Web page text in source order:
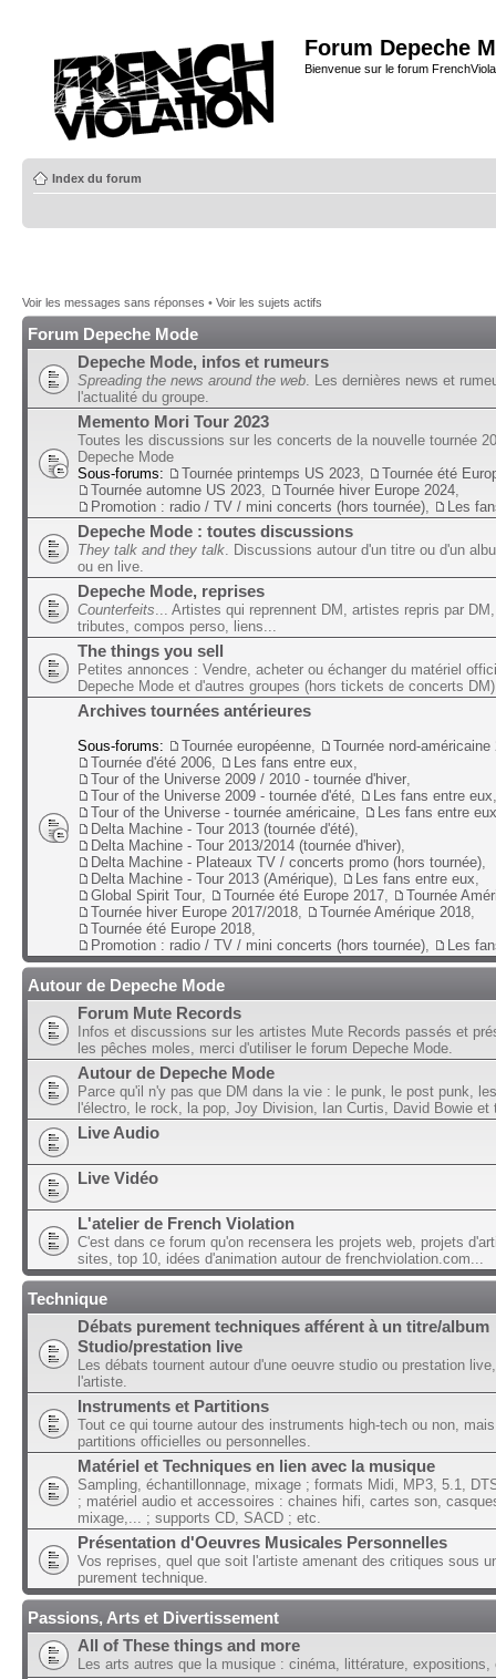
Forum Depeche
Bienvenue sur le forum
Index du forum
Voir les messages sans réponses • Voir les sujets actifs
Forum Depeche Mode
Depeche Mode, infos et rumeurs
Spreading the news around the web . Les dernières news et
l'actualité du groupe.
Memento Mori Tour 2023
Toutes les discussions sur les concerts de la nouvelle tournée
Depeche Mode
Sous-forums:
Tournée printemps US 2023
Tournée été
Tournée automne US 2023
Tournée hiver Europe 2024
Promotion : radio / TV / mini concerts (hors tournée)
Les
Depeche Mode : toutes discussions
They talk and they talk . Discussions autour d'un titre ou d'un
ou en live.
Depeche Mode, reprises
Counterfeits ... Artistes qui reprennent DM, artistes repris par
tributes, compos perso, liens...
The things you sell
Petites annonces : Vendre, acheter ou échanger du matériel
Depeche Mode et d'autres groupes (hors tickets de concerts DM)
Archives tournées antérieures
Sous-forums: Tournée européenne
Tournée nord-américaine
Tournée d'été 2006
Les fans entre eux
Tour of the Universe 2009 / 2010 - tournée d'hiver
Tour of the Universe 2009 - tournée d'été
Les fans entre eux
Tour of the Universe - tournée américaine
Les fans entre eux
Delta Machine - Tour 2013 (tournée d'été)
Delta Machine - Tour 2013/2014 (tournée d'hiver)
Delta Machine - Plateaux TV / concerts promo (hors tournée)
Delta Machine - Tour 2013 (Amérique)
Les fans entre eux
Global Spirit Tour
Tournée été Europe 2017
Tournée
Tournée hiver Europe 2017/2018
Tournée Amérique 2018
Tournée été Europe 2018
Promotion : radio / TV / mini concerts (hors tournée)
Les
Autour de Depeche Mode
Forum Mute Records
Infos et discussions sur les artistes Mute Records passés et
les pêches moles, merci d'utiliser le forum Depeche Mode.
Autour de Depeche Mode
Parce qu'il n'y pas que DM dans la vie : le punk, le post punk,
l'électro, le rock, la pop, Joy Division, Ian Curtis, David Bowie et
Live Audio
Live Vidéo
L'atelier de French Violation
C'est dans ce forum qu'on recensera les projets web, projets
sites, top 10, idées d'animation autour de frenchviolation.com...
Technique
Débats purement techniques afférent à un titre/album
Studio/prestation live
Les débats tournent autour d'une oeuvre studio ou prestation
l'artiste.
Instruments et Partitions
Tout ce qui tourne autour des instruments high-tech ou non,
partitions officielles ou personnelles.
Matériel et Techniques en lien avec la musique
Sampling, échantillonnage, mixage ; formats Midi, MP3, 5.1,
; matériel audio et accessoires : chaines hifi, cartes son,
mixage,... ; supports CD, SACD ; etc.
Présentation d'Oeuvres Musicales Personnelles
Vos reprises, quel que soit l'artiste amenant des critiques sous
purement technique.
Passions, Arts et Divertissement
All of These things and more
Les arts autres que la musique : cinéma, littérature, expositions,